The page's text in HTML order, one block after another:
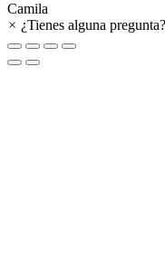
Camila
× ¿Tienes alguna pregunta?